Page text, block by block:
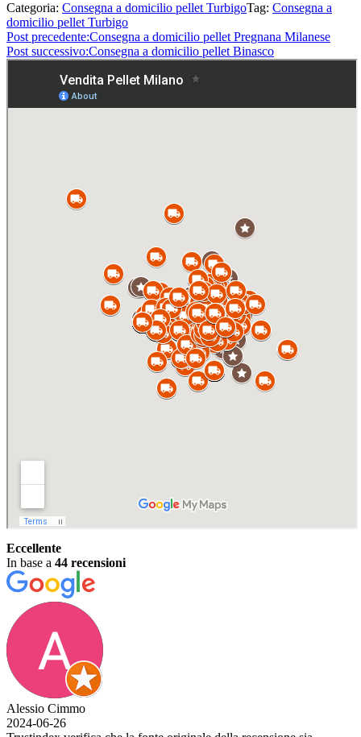
Categoria: Consegna a domicilio pellet TurbigoTag: Consegna a
domicilio pellet Turbigo
Post precedente:Consegna a domicilio pellet Pregnana Milanese
Post successivo:Consegna a domicilio pellet Binasco
Eccellente
In base a 44 recensioni